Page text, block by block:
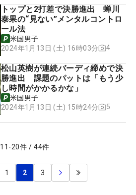
トップと2打差で決勝進出 蝉川
泰果の“見ない”メンタルコントロ
ール法
米国男子
2024年1月13日 (土) 16時03分
4
松山英樹が連続バーディ締めで決
勝進出 課題のパットは「もう少
し時間がかかるかな」
米国男子
2024年1月13日 (土) 15時24分
5
11 -20件 / 44件
1 2 3